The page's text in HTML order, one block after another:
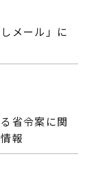
メール」に
省令案に関
報